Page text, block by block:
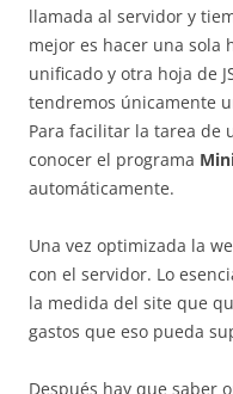
llamada al servidor y
mejor es hacer una sola
unificado y otra hoja de
tendremos únicamente
Para facilitar la tarea de
conocer el programa
automáticamente.
Una vez optimizada la
con el servidor. Lo
la medida del site que
gastos que eso pueda
Después hay que saber